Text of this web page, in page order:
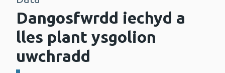
Dangosfwrdd iechyd a
lles plant ysgolion
uwchradd